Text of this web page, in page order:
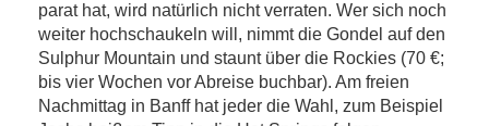
parat hat, wird natürlich nicht verraten. Wer sich noch
weiter hochschaukeln will, nimmt die Gondel auf den
Sulphur Mountain und staunt über die Rockies (70 €;
bis vier Wochen vor Abreise buchbar). Am freien
Nachmittag in Banff hat jeder die Wahl, zum Beispiel